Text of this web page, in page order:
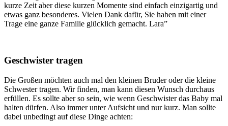
kurze Zeit aber diese kurzen Momente sind einfach einzigartig und
etwas ganz besonderes. Vielen Dank dafür, Sie haben mit einer
Trage eine ganze Familie glücklich gemacht. Lara”
Geschwister tragen
Die Großen möchten auch mal den kleinen Bruder oder die kleine
Schwester tragen. Wir finden, man kann diesen Wunsch durchaus
erfüllen. Es sollte aber so sein, wie wenn Geschwister das Baby mal
halten dürfen. Also immer unter Aufsicht und nur kurz. Man sollte
dabei unbedingt auf diese Dinge achten: